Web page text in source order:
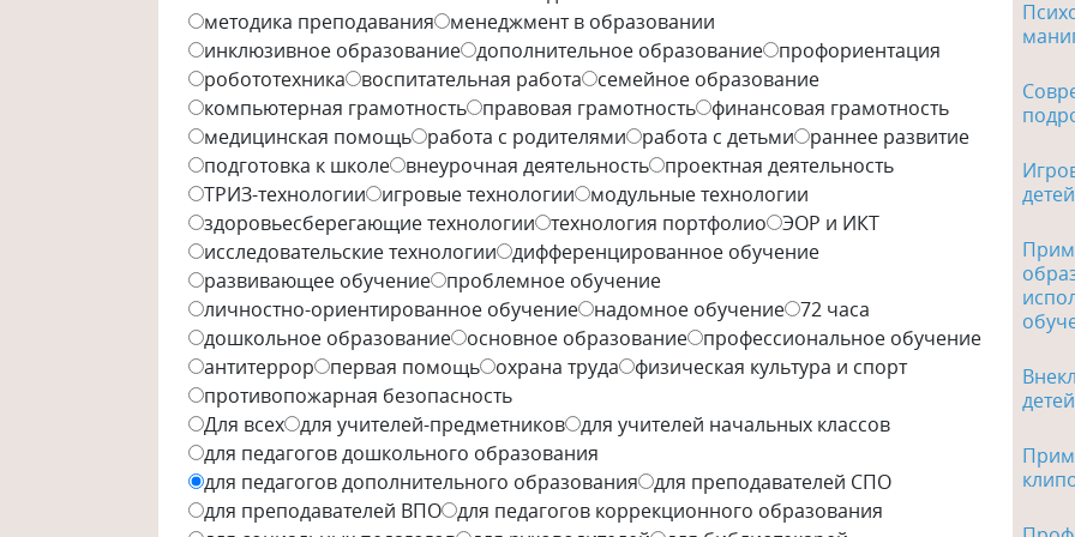
методика преподавания
менеджмент в образовании
инклюзивное образование дополнительное образование
профориентация
робототехника
воспитательная работа
семейное образование
компьютерная грамотность
правовая грамотность
финансовая грамотность
медицинская помощь
работа с родителями работа с детьми
раннее развитие
подготовка к школе
внеурочная деятельность
проектная деятельность
ТРИЗ-технологии
игровые технологии
модульные технологии
здоровьесберегающие технологии технология портфолио ЭОР и ИКТ
исследовательские технологии дифференцированное обучение
развивающее обучение
проблемное обучение
личностно-ориентированное обучение
надомное обучение 72 часа
дошкольное образование
основное образование
профессиональное обучение
антитеррор
первая помощь охрана труда
физическая культура и спорт
противопожарная безопасность
Для всех для учителей-предметников для учителей начальных классов
для педагогов дошкольного образования
для педагогов дополнительного образования для преподавателей СПО
для преподавателей ВПО для педагогов коррекционного образования